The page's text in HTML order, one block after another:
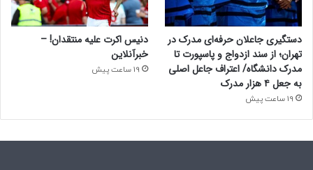
دستگیری جاعلان حرفه‌ای مدرک در
تهران؛ از سند ازدواج و پاسپورت تا
مدرک دانشگاه/ اعتراف جاعل اصلی
به جعل ۴ هزار مدرک
19 ساعت پیش
دنیس اکرت علیه منتقدان! –
خبرآنلاین
19 ساعت پیش